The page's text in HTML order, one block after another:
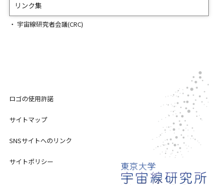
リンク集
宇宙線研究者会議(CRC)
ロゴの使用許諾
サイトマップ
SNSサイトへのリンク
サイトポリシー